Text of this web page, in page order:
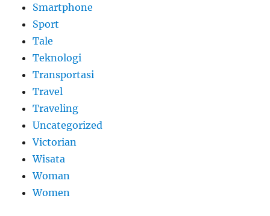
Smartphone
Sport
Tale
Teknologi
Transportasi
Travel
Traveling
Uncategorized
Victorian
Wisata
Woman
Women